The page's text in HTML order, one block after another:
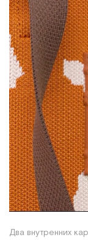
Два внутренних